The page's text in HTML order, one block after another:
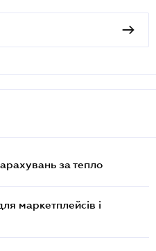
за тепло
маркетплейсів і